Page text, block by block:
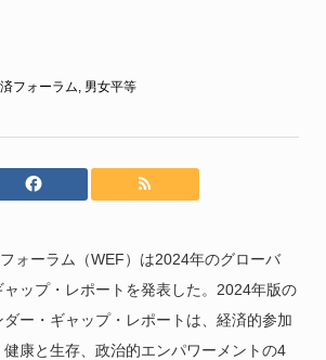
フォーラム, 男女平等
ォーラム（WEF）は2024年のグローバ
ャップ・レポートを発表した。2024年版の
ー・ギャップ・レポートは、経済的参加
健康と生存、政治的エンパワーメントの4